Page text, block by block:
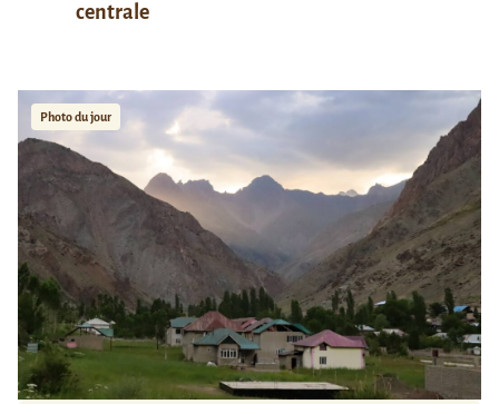
centrale
Photo du jour